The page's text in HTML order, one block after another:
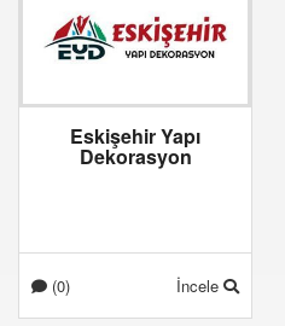
Eskişehir Yapı
Dekorasyon
(0) İncele